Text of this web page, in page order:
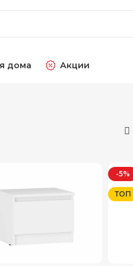
дома Акции
-5%
ТОП